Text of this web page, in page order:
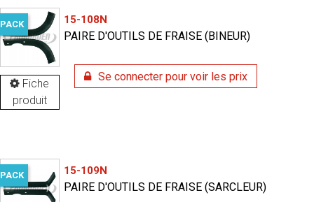
Fiche
produit
PACK 15-108N
PAIRE D'OUTILS DE FRAISE (BINEUR)
Se connecter pour voir les prix
PACK 15-109N
PAIRE D'OUTILS DE FRAISE (SARCLEUR)